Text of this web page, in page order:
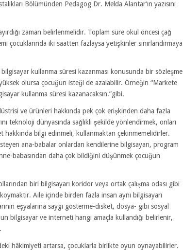
Bölümünden Pedagog Dr. Melda Alantar’ın yazısını
zaman belirlenmelidir. Toplam süre okul öncesi çağ
çocuklarında iki saatten fazlaysa yetişkinler sınırlandırmaya
kullanma süresi kazanması konusunda bir sözleşme
olursa çocuğun isteği de azalabilir. Örneğin “Markete
kullanma süresi kazanacaksın.”gibi.
ve ürünleri hakkında pek çok erişkinden daha fazla
teknoloji dünyasında sağlıklı şekilde yönlendirmek, onları
bilgi edinmeli, kullanmaktan çekinmemelidirler.
ana-babalar onlardan kendilerine bilgisayarı, program
babasından daha çok bildiğini düşünmek çocuğun
biri bilgisayarı koridor veya ortak çalışma odası gibi
Aile içinde birden fazla insan aynı bilgisayarı
eşyalarına saygı gösterme-disket, dosya- gibi sosyal
bilgisayar ve interneti hangi amaçla kullandığı belirlenir,
hâkimiyeti artarsa, çocuklarla birlikte oyun oynayabilirler.